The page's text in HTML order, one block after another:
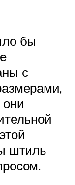
бы
с
они
штиль